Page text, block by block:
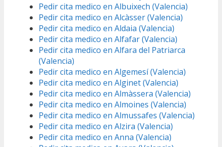
Pedir cita medico en Albuixech (Valencia)
Pedir cita medico en Alcàsser (Valencia)
Pedir cita medico en Aldaia (Valencia)
Pedir cita medico en Alfafar (Valencia)
Pedir cita medico en Alfara del Patriarca
(Valencia)
Pedir cita medico en Algemesí (Valencia)
Pedir cita medico en Alginet (Valencia)
Pedir cita medico en Almàssera (Valencia)
Pedir cita medico en Almoines (Valencia)
Pedir cita medico en Almussafes (Valencia)
Pedir cita medico en Alzira (Valencia)
Pedir cita medico en Anna (Valencia)